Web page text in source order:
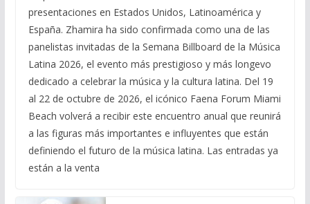
presentaciones en Estados Unidos, Latinoamérica y
España. Zhamira ha sido confirmada como una de las
panelistas invitadas de la Semana Billboard de la Música
Latina 2026, el evento más prestigioso y más longevo
dedicado a celebrar la música y la cultura latina. Del 19
al 22 de octubre de 2026, el icónico Faena Forum Miami
Beach volverá a recibir este encuentro anual que reunirá
a las figuras más importantes e influyentes que están
definiendo el futuro de la música latina. Las entradas ya
están a la venta